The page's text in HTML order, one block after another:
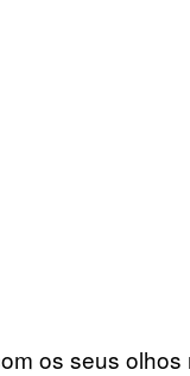
os seus